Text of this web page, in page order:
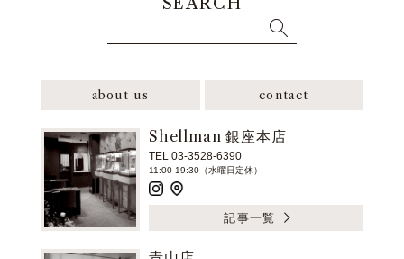
about us contact
Shellman 銀座本店
TEL 03-3528-6390
11:00-19:30（水曜日定休）
記事一覧